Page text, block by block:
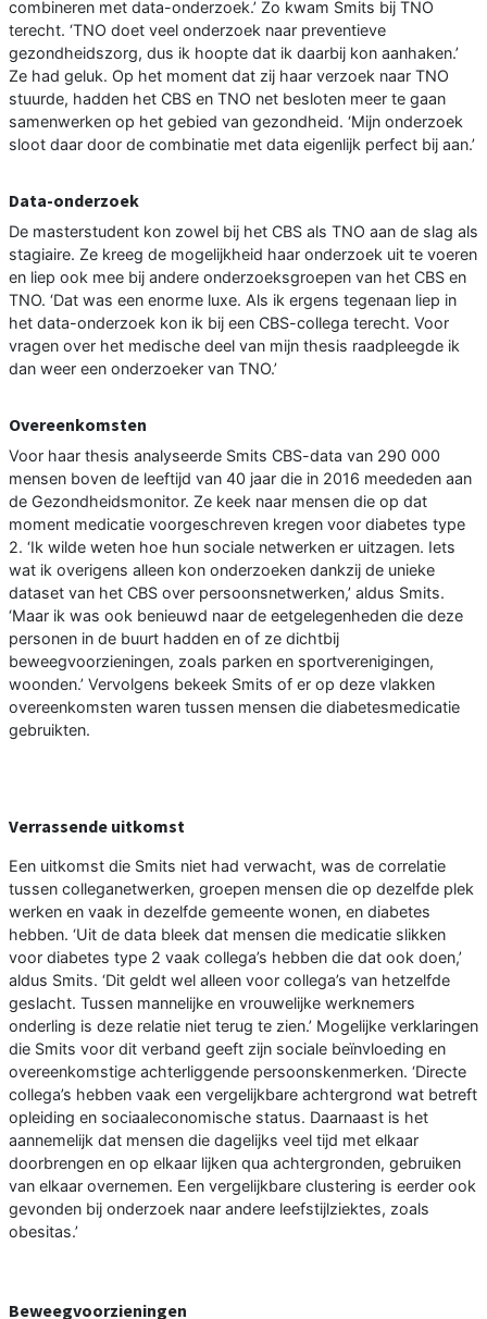
combineren met data-onderzoek.’ Zo kwam Smits bij TNO
terecht. ‘TNO doet veel onderzoek naar preventieve
gezondheidszorg, dus ik hoopte dat ik daarbij kon aanhaken.’
Ze had geluk. Op het moment dat zij haar verzoek naar TNO
stuurde, hadden het CBS en TNO net besloten meer te gaan
samenwerken op het gebied van gezondheid. ‘Mijn onderzoek
sloot daar door de combinatie met data eigenlijk perfect bij aan.’
Data-onderzoek
De masterstudent kon zowel bij het CBS als TNO aan de slag als
stagiaire. Ze kreeg de mogelijkheid haar onderzoek uit te voeren
en liep ook mee bij andere onderzoeksgroepen van het CBS en
TNO. ‘Dat was een enorme luxe. Als ik ergens tegenaan liep in
het data-onderzoek kon ik bij een CBS-collega terecht. Voor
vragen over het medische deel van mijn thesis raadpleegde ik
dan weer een onderzoeker van TNO.’
Overeenkomsten
Voor haar thesis analyseerde Smits CBS-data van 290 000
mensen boven de leeftijd van 40 jaar die in 2016 meededen aan
de Gezondheidsmonitor. Ze keek naar mensen die op dat
moment medicatie voorgeschreven kregen voor diabetes type
2. ‘Ik wilde weten hoe hun sociale netwerken er uitzagen. Iets
wat ik overigens alleen kon onderzoeken dankzij de unieke
dataset van het CBS over persoonsnetwerken,’ aldus Smits.
‘Maar ik was ook benieuwd naar de eetgelegenheden die deze
personen in de buurt hadden en of ze dichtbij
beweegvoorzieningen, zoals parken en sportverenigingen,
woonden.’ Vervolgens bekeek Smits of er op deze vlakken
overeenkomsten waren tussen mensen die diabetesmedicatie
gebruikten.
Verrassende uitkomst
Een uitkomst die Smits niet had verwacht, was de correlatie
tussen colleganetwerken, groepen mensen die op dezelfde plek
werken en vaak in dezelfde gemeente wonen, en diabetes
hebben. ‘Uit de data bleek dat mensen die medicatie slikken
voor diabetes type 2 vaak collega’s hebben die dat ook doen,’
aldus Smits. ‘Dit geldt wel alleen voor collega’s van hetzelfde
geslacht. Tussen mannelijke en vrouwelijke werknemers
onderling is deze relatie niet terug te zien.’ Mogelijke verklaringen
die Smits voor dit verband geeft zijn sociale beïnvloeding en
overeenkomstige achterliggende persoonskenmerken. ‘Directe
collega’s hebben vaak een vergelijkbare achtergrond wat betreft
opleiding en sociaaleconomische status. Daarnaast is het
aannemelijk dat mensen die dagelijks veel tijd met elkaar
doorbrengen en op elkaar lijken qua achtergronden, gebruiken
van elkaar overnemen. Een vergelijkbare clustering is eerder ook
gevonden bij onderzoek naar andere leefstijlziektes, zoals
obesitas.’
Beweegvoorzieningen